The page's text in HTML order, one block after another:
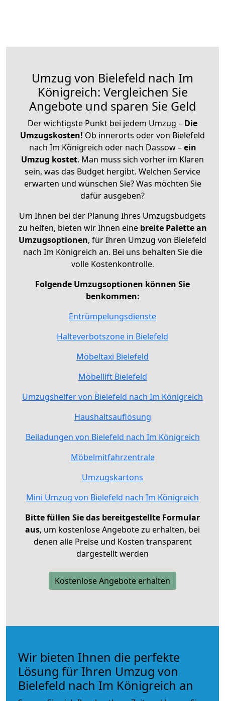
Umzug von Bielefeld nach Im
Königreich: Vergleichen Sie
Angebote und sparen Sie Geld
Der wichtigste Punkt bei jedem Umzug – Die
Umzugskosten! Ob innerorts oder von Bielefeld
nach Im Königreich oder nach Dassow –ein
Umzug kostet. Man muss sich vorher im Klaren
sein, was das Budget hergibt. Welchen Service
erwarten und wünschen Sie? Was möchten Sie
dafür ausgeben?
Um Ihnen bei der Planung Ihres Umzugsbudgets
zu helfen, bieten wir Ihnen eine breite Palette an
Umzugsoptionen, für Ihren Umzug von Bielefeld
nach Im Königreich an. Bei uns behalten Sie die
volle Kostenkontrolle.
Folgende Umzugsoptionen können Sie
benkommen:
Entrümpelungsdienste
Halteverbotszone in Bielefeld
Möbeltaxi Bielefeld
Möbellift Bielefeld
Umzugshelfer von Bielefeld nach Im Königreich
Haushaltsauflösung
Beiladungen von Bielefeld nach Im Königreich
Möbelmitfahrzentrale
Umzugskartons
Mini Umzug von Bielefeld nach Im Königreich
Bitte füllen Sie das bereitgestellte Formular
aus, um kostenlose Angebote zu erhalten, bei
denen alle Preise und Kosten transparent
dargestellt werden
Kostenlose Angebote erhalten
Wir bieten Ihnen die perfekte
Lösung für Ihren Umzug von
Bielefeld nach Im Königreich an